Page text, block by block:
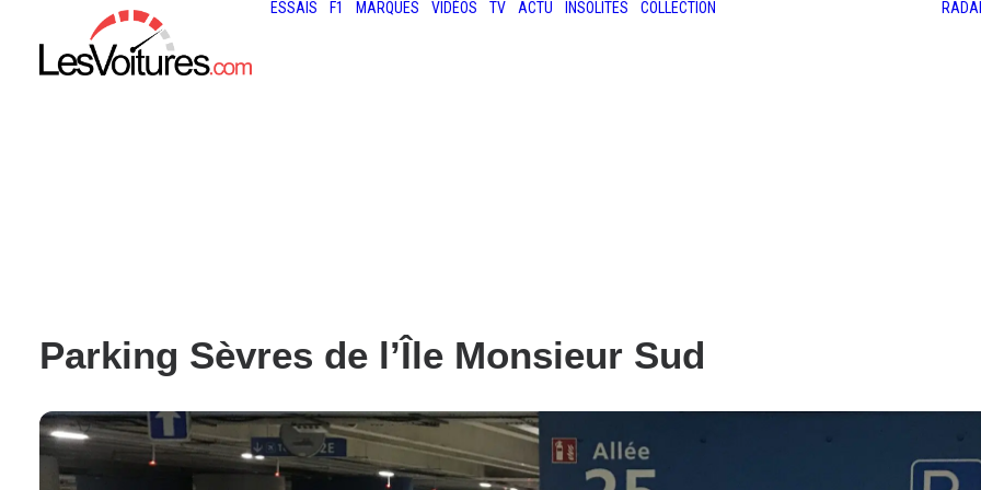
ESSAIS F1 MARQUES VIDÉOS TV ACTU INSOLITES COLLECTION
Parking Sèvres de l’Île Monsieur Sud